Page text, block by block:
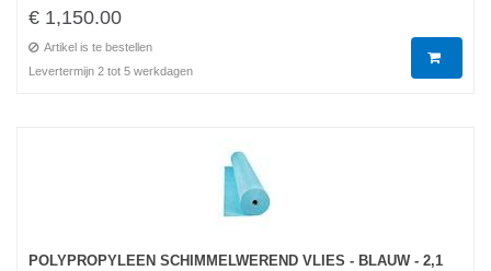
€ 1,150.00
Artikel is te bestellen
Levertermijn 2 tot 5 werkdagen
POLYPROPYLEEN SCHIMMELWEREND VLIES - BLAUW - 2,1